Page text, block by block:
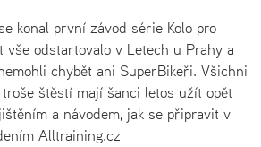
konal první závod série Kolo pro
vše odstartovalo v Letech u Prahy a
chybět ani SuperBikeři. Všichni
štěstí mají šanci letos užít opět
a návodem, jak se připravit v
Alltraining.cz